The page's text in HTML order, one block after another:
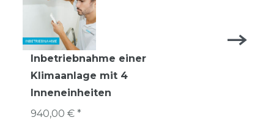
Inbetriebnahme einer
Klimaanlage mit 4
Inneneinheiten
940,00 € *